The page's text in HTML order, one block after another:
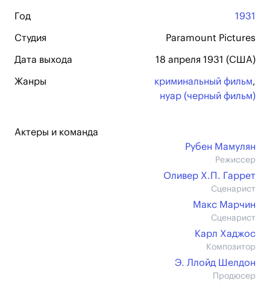
Год 1931
Студия Paramount Pictures
Дата выхода 18 апреля 1931 (США)
Жанры криминальный фильм,
нуар (черный фильм)
Актеры и команда
Рубен Мамулян
Режиссер
Оливер Х.П. Гаррет
Сценарист
Макс Марчин
Сценарист
Карл Хаджос
Композитор
Э. Ллойд Шелдон
Продюсер